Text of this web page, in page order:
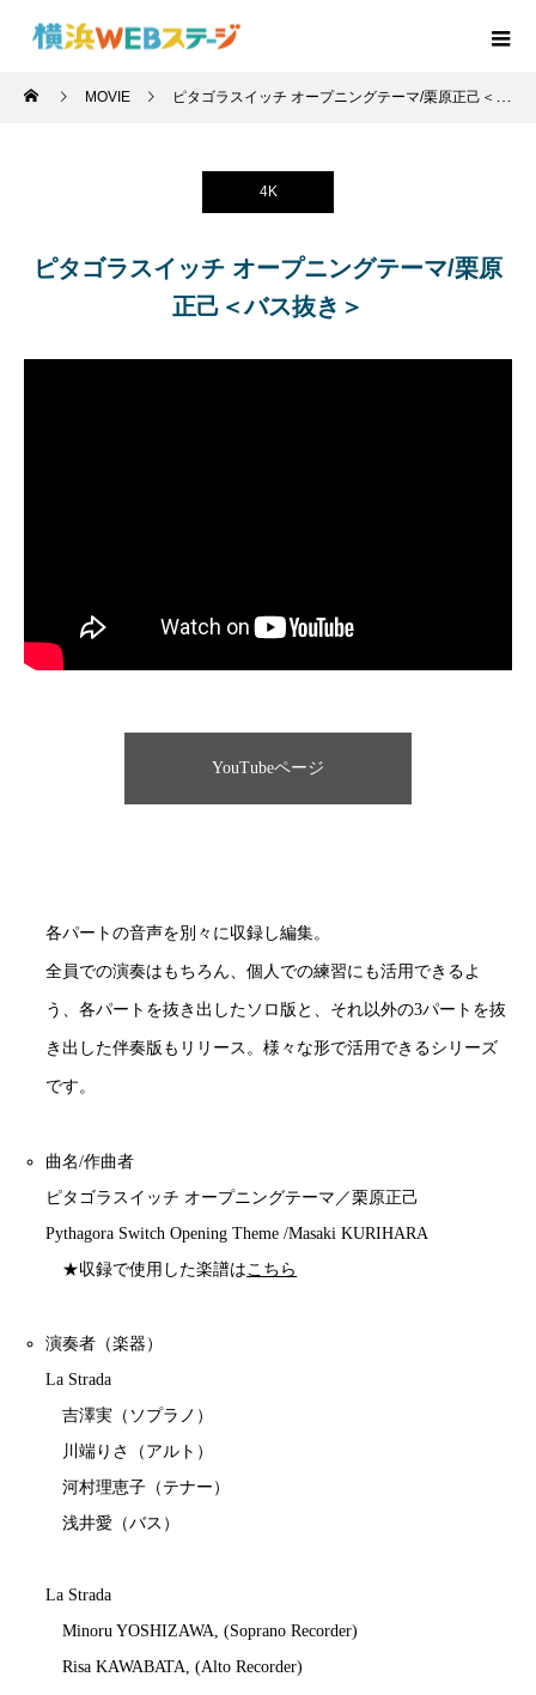
MOVIE ピタゴラスイッチ オープニングテーマ/栗原正己＜バス抜き＞
4K
ピタゴラスイッチ オープニングテーマ/栗原
正己＜バス抜き＞
YouTubeページ
各パートの音声を別々に収録し編集。
全員での演奏はもちろん、個人での練習にも活用できるよ
う、各パートを抜き出したソロ版と、それ以外の3パートを抜
き出した伴奏版もリリース。様々な形で活用できるシリーズ
です。
曲名/作曲者
ピタゴラスイッチ オープニングテーマ／栗原正己
Pythagora Switch Opening Theme /Masaki KURIHARA
★収録で使用した楽譜は こちら
演奏者（楽器）
La Strada
吉澤実（ソプラノ）
川端りさ（アルト）
河村理恵子（テナー）
浅井愛（バス）
La Strada
Minoru YOSHIZAWA, (Soprano Recorder)
Risa KAWABATA, (Alto Recorder)